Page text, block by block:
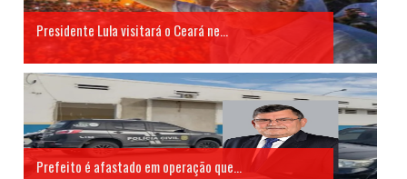
Presidente Lula visitará o Ceará ne...
Prefeito é afastado em operação que...